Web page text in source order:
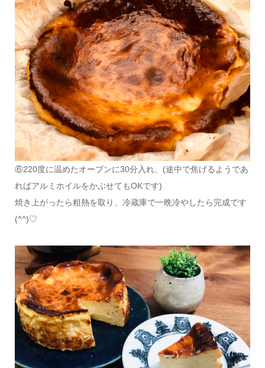
⑥220度に温めたオーブンに30分入れ、(途中で焦げるようであ
ればアルミホイルをかぶせてもOKです)
焼き上がったら粗熱を取り、冷蔵庫で一晩冷やしたら完成です
(^^)♡